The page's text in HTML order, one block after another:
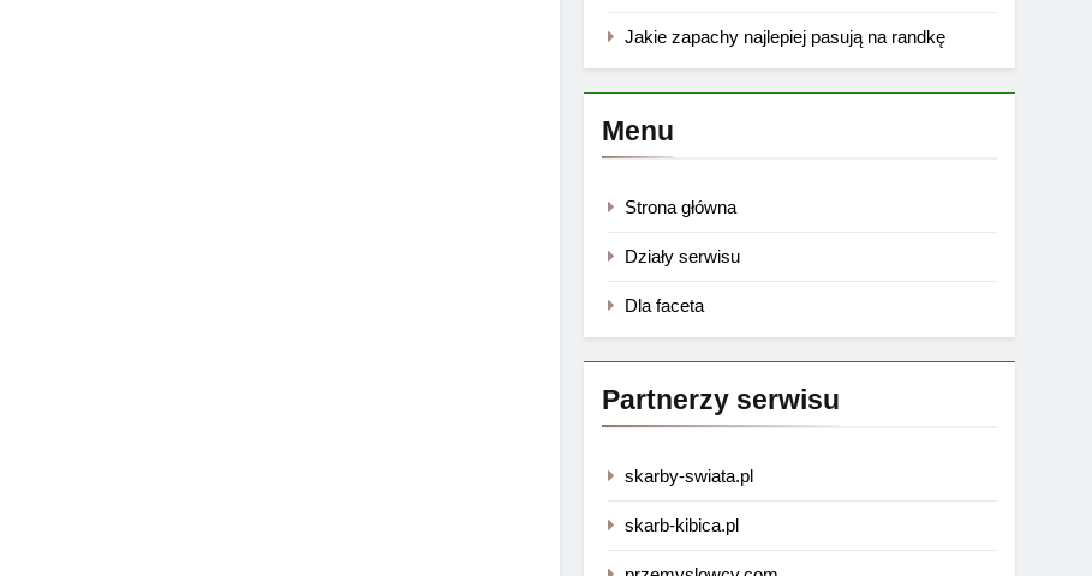
Jakie zapachy najlepiej pasują na randkę
Menu
Strona główna
Działy serwisu
Dla faceta
Partnerzy serwisu
skarby-swiata.pl
skarb-kibica.pl